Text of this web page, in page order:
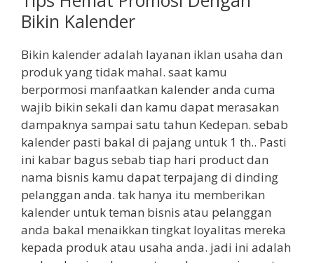
Bikin Kalender
Bikin kalender adalah layanan iklan usaha dan
produk yang tidak mahal. saat kamu
berpormosi manfaatkan kalender anda cuma
wajib bikin sekali dan kamu dapat merasakan
dampaknya sampai satu tahun Kedepan. sebab
kalender pasti bakal di pajang untuk 1 th.. Pasti
ini kabar bagus sebab tiap hari product dan
nama bisnis kamu dapat terpajang di dinding
pelanggan anda. tak hanya itu memberikan
kalender untuk teman bisnis atau pelanggan
anda bakal menaikkan tingkat loyalitas mereka
kepada produk atau usaha anda. jadi ini adalah